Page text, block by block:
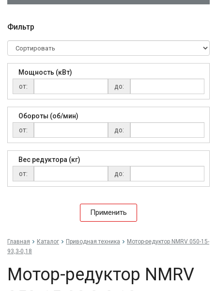
Фильтр
Мощность (кВт)
от:
до:
Обороты (об/мин)
от:
до:
Вес редуктора (кг)
от:
до:
Применить
Главная Каталог Приводная техника
Мо­тор-ре­дук­тор NMRV 050-15-
93,3-0,18
Мо­тор-ре­дук­тор NMRV